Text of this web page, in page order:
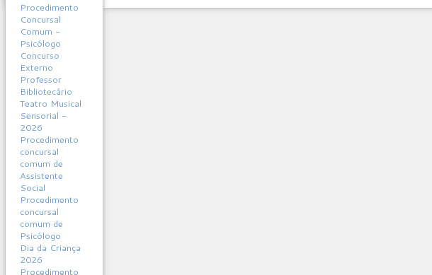
Procedimento
Concursal
Comum -
Psicólogo
Concurso
Externo
Professor
Bibliotecário
Teatro Musical
Sensorial -
2026
Procedimento
concursal
comum de
Assistente
Social
Procedimento
concursal
comum de
Psicólogo
Dia da Criança
2026
Procedimento